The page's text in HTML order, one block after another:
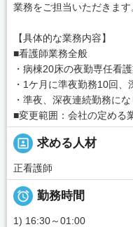
業務をご担当いただきます
【具体的な業務内容】
■看護師業務全般
・病棟20床の夜勤専任看
・1ケ月に準夜勤務10回、
・準夜、深夜連続勤務にな
■変更範囲：会社の定める
portrait 求める人材
正看護師
 勤務時間
1) 16:30～01:00